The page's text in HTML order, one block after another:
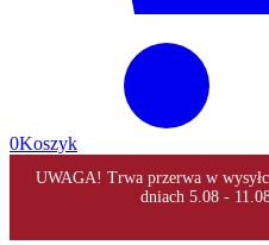
0Koszyk